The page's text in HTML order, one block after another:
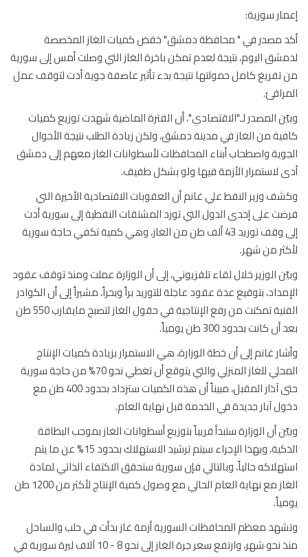
سورية:
مصدر في " محافظة دمشق" خفض كميات الغاز المخصصة
اليوم، نتيجة لعدم تمكن باخرة الغاز التي وصلت أمس إلى سورية
كامل حمولتها نتيجة بدء تأثير عاصفة جوية أدت لتوقف عمل
المصدر لـ"الاقتصادي"، أن الفترة الماضية شهدت توزيع كميات
من الغاز في مدينة دمشق، ولكن زيادة الطلب نتيجة الأحوال
واصطحاب أبناء المحافظات لأسطوانات الغاز معهم إلى دمشق
لاستمرار الأزمة فيها ولو بشكل طفيف.
وزير النفط علي غانم أن العقوبات الاقتصادية الأخيرة التي
على إحدى الدول التي تورد المشتقات النفطية إلى سورية أدت
إلى وقف توريد 43 ألف طن من الغاز، وهي كمية تكفي حاجة سورية
من شهر.
الوزير خلال لقاء تلفزيوني، إلى أن الوزارة عملت ومنذ توقف عقود
بتوقيع عدة عقود عاجلة للتوريد براً وبحراً، مشيراً إلى أن الكوادر
الفنية تمكنت من رفع الإنتاجية في حقول الغاز لتصبح مايقارب 550 طن
كانت بحدود 300 طن يومياً.
غانم إلى أن خطة الوزارة، هي الاستمرار بزيادة كميات الإنتاج
المحلي للغاز المنزلي والتي يتوقع أن تغطي نحو 70% من حاجة سورية
حتى آذار المقبل، مبيناً أن هذه الكميات ستزداد بحدود 400 طن مع
آبار جديدة في الخدمة قبل نهاية العام.
أن الوزارة ستبدأ قريباً بتوزيع أسطوانات الغاز بموجب البطاقة
الذكية، وبهذا الإجراء سيتم ترشيد الاستهلاك بحدود 15% عن ما يتم
حالياً، وبالتالي فإن سورية ستحقق الاكتفاء الذاتي لمادة
الغاز مع نهاية العام الحالي مع وصول كمية الإنتاج لأكثر من 1200 طن
معظم المحافظات السورية أزمة غاز بدأت في حلب والساحل
منذ نحو شهر، وارتفع سعر جرة الغاز إلى نحو 8 - 10 آلاف ليرة سورية في